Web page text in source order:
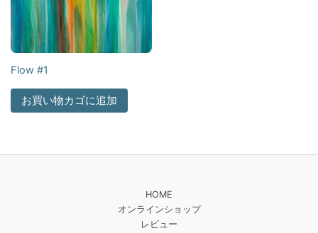
Flow #1
お買い物カゴに追加
HOME
オンラインショップ
レビュー